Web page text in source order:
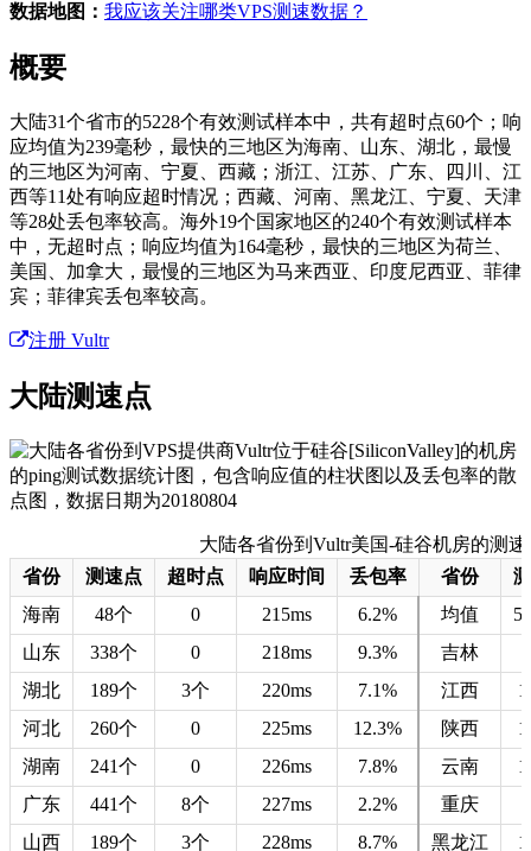
数据地图： 我应该关注哪类VPS测速数据？
概要
大陆31个省市的5228个有效测试样本中，共有超时点60个；响
应均值为239毫秒，最快的三地区为海南、山东、湖北，最慢
的三地区为河南、宁夏、西藏；浙江、江苏、广东、四川、江
西等11处有响应超时情况；西藏、河南、黑龙江、宁夏、天津
等28处丢包率较高。海外19个国家地区的240个有效测试样本
中，无超时点；响应均值为164毫秒，最快的三地区为荷兰、
美国、加拿大，最慢的三地区为马来西亚、印度尼西亚、菲律
宾；菲律宾丢包率较高。
注册 Vultr
大陆测速点
大陆各省份到Vultr美国-硅谷机房的测速
省份
测速点 超时点 响应时间 丢包率 省份
海南
48个 0 215ms 6.2% 均值
山东
338个 0 218ms 9.3% 吉林
湖北
189个 3个 220ms 7.1% 江西
河北
260个 0 225ms 12.3% 陕西
湖南
241个 0 226ms 7.8% 云南
广东
441个 8个 227ms 2.2% 重庆
山西
189个 3个 228ms 8.7% 黑龙江